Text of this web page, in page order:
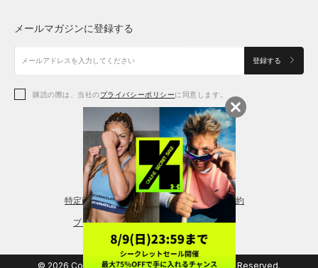
アクセサリー
アクセサリー
シューズ
アクセサリー
レギンス＆タイツ
シューズ
メールマガジンに登録する
登録する
購読の際は、当社のプライバシーポリシーに同意します。
特定商取引法に基づく通販の表記 会員規約
プライバシーポリシー
© 2026 Copyright DOME Corporation. All Rights Reserved.